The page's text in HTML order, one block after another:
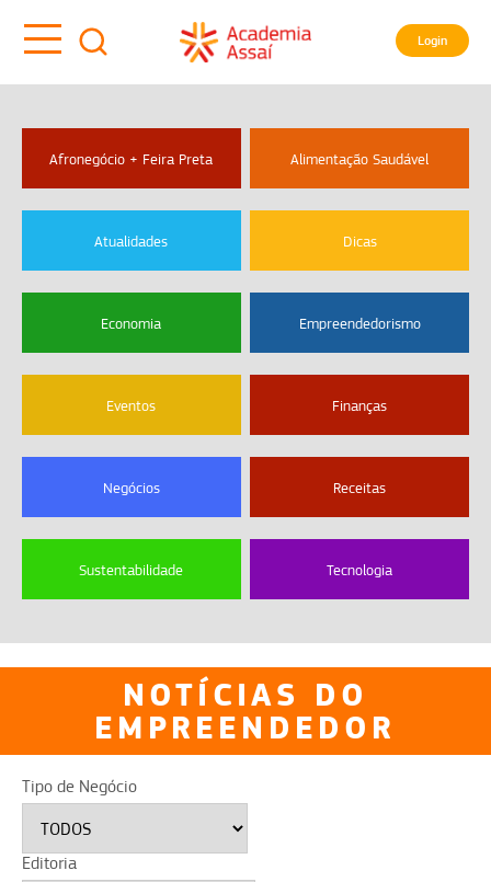
Login
Afronegócio + Feira Preta Alimentação Saudável
Atualidades Dicas
Economia Empreendedorismo
Eventos Finanças
Negócios Receitas
Sustentabilidade Tecnologia
NOTÍCIAS DO
EMPREENDEDOR
Tipo de Negócio
Editoria